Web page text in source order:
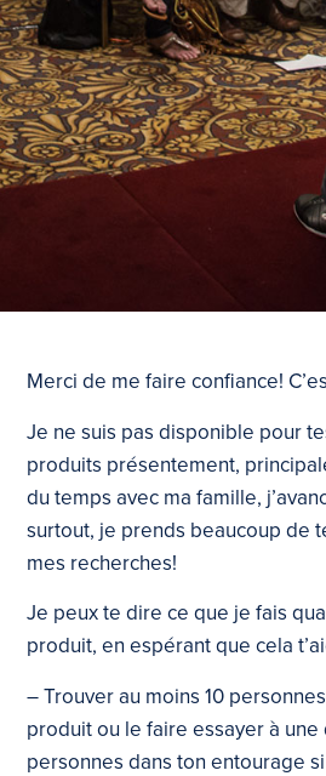
Merci de me faire confiance!
Je ne suis pas disponible pour
produits présentement,
du temps avec ma famille,
surtout, je prends beaucoup de
mes recherches!
Je peux te dire ce que je fais
produit, en espérant que cela
– Trouver au moins 10
produit ou le faire essayer à une
personnes dans ton entourage